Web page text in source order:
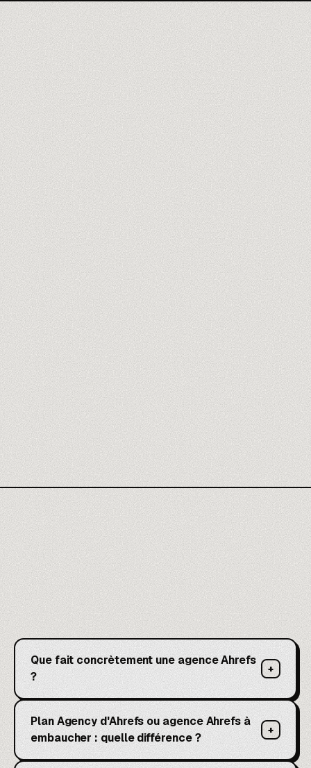
Que fait concrètement une agence Ahrefs
?
+
Plan Agency d'Ahrefs ou agence Ahrefs à
embaucher : quelle différence ?
+